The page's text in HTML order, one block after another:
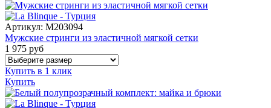
Артикул: M203094
Мужские стринги из эластичной мягкой сетки
1 975 руб
Купить в 1 клик
Купить